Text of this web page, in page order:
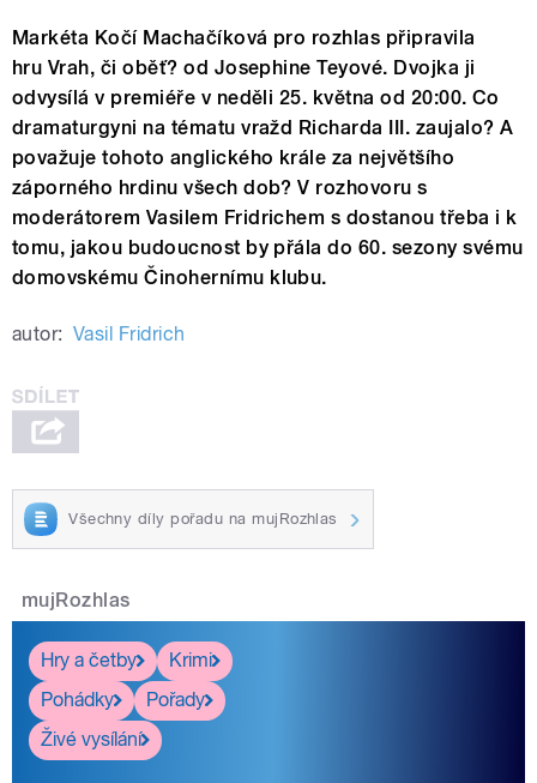
Markéta Kočí Machačíková pro rozhlas připravila
hru Vrah, či oběť? od Josephine Teyové. Dvojka ji
odvysílá v premiéře v neděli 25. května od 20:00. Co
dramaturgyni na tématu vražd Richarda III. zaujalo? A
považuje tohoto anglického krále za největšího
záporného hrdinu všech dob? V rozhovoru s
moderátorem Vasilem Fridrichem s dostanou třeba i k
tomu, jakou budoucnost by přála do 60. sezony svému
domovskému Činohernímu klubu.
autor: Vasil Fridrich
Všechny díly pořadu na mujRozhlas
mujRozhlas
Hry a četby
Krimi
Pohádky
Pořady
Živé vysílání